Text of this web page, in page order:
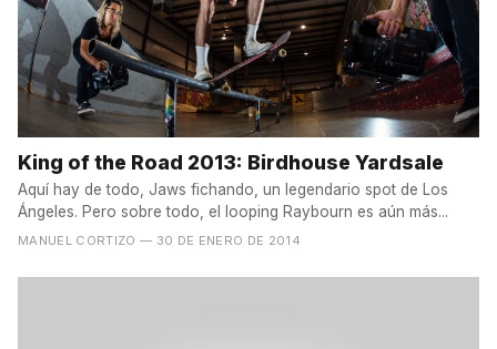
King of the Road 2013: Birdhouse Yardsale
Aquí hay de todo, Jaws fichando, un legendario spot de Los
Ángeles. Pero sobre todo, el looping Raybourn es aún más...
MANUEL CORTIZO — 30 DE ENERO DE 2014